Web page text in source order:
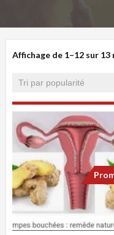
Affichage de 1–12 sur